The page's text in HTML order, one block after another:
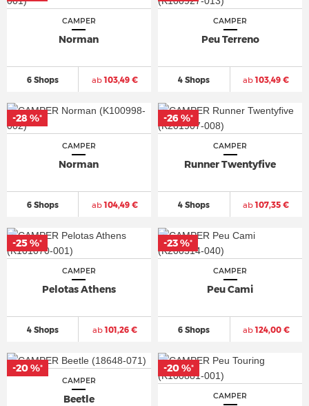
CAMPER
Norman
6 Shops ab103,49 €
CAMPER
Peu Terreno
4 Shops ab103,49 €
CAMPER
Norman
6 Shops ab104,49 €
-28 %*
CAMPER
Runner Twentyfive
4 Shops ab107,35 €
-26 %*
CAMPER
Pelotas Athens
4 Shops ab101,26 €
-25 %*
CAMPER
Peu Cami
6 Shops ab124,00 €
-23 %*
CAMPER
Beetle
-20 %*
CAMPER
-20 %*